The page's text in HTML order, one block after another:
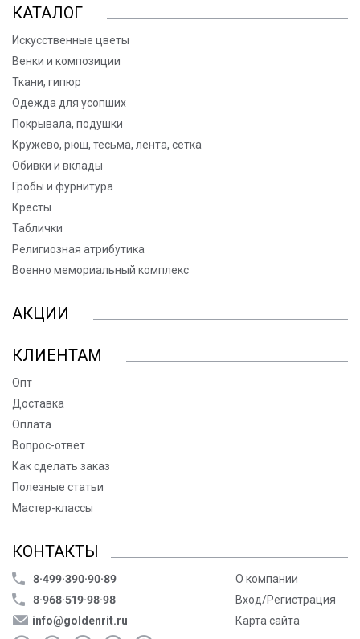
КАТАЛОГ
Искусственные цветы
Венки и композиции
Ткани, гипюр
Одежда для усопших
Покрывала, подушки
Кружево, рюш, тесьма, лента, сетка
Обивки и вклады
Гробы и фурнитура
Кресты
Таблички
Религиозная атрибутика
Военно мемориальный комплекс
АКЦИИ
КЛИЕНТАМ
Опт
Доставка
Оплата
Вопрос-ответ
Как сделать заказ
Полезные статьи
Мастер-классы
КОНТАКТЫ
8·499·390·90·89
8·968·519·98·98
info@goldenrit.ru
О компании
Вход/Регистрация
Карта сайта